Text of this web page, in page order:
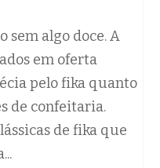
sem algo doce. A
​​em oferta
pelo fika quanto
de confeitaria.
de fika que